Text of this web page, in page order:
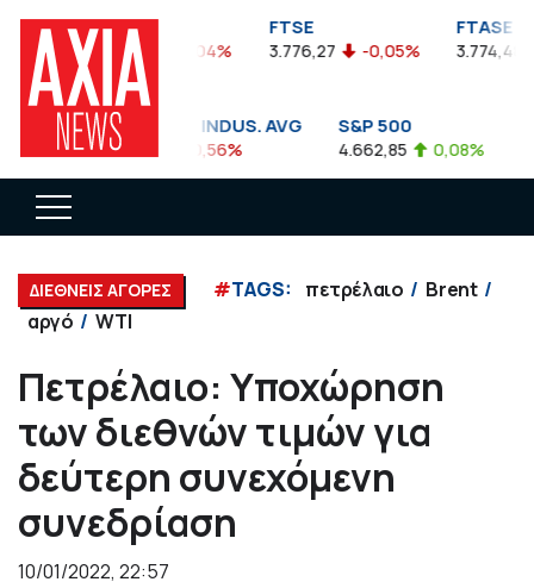
FTSEA
899,47 -0,04%
FTSE
3.776,27 -0,05%
FTASE
3.774,48
DOW JONES INDUS. AVG
35.911,81 -0,56%
S&P 500
4.662,85 0,08%
ΔΙΕΘΝΕΙΣ ΑΓΟΡΕΣ #TAGS: πετρέλαιο
Brent
αργό
WTI
Πετρέλαιο: Υποχώρηση
των διεθνών τιμών για
δεύτερη συνεχόμενη
συνεδρίαση
10/01/2022, 22:57